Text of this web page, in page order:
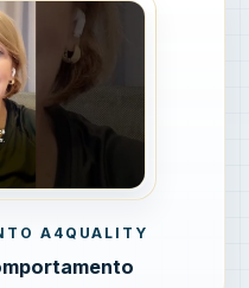
A4QUALITY